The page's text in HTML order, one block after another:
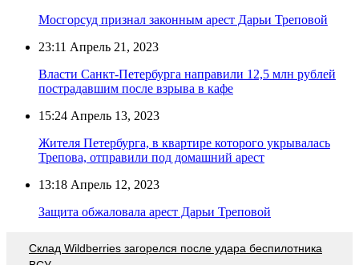
Мосгорсуд признал законным арест Дарьи Треповой
23:11 Апрель 21, 2023
Власти Санкт-Петербурга направили 12,5 млн рублей
пострадавшим после взрыва в кафе
15:24 Апрель 13, 2023
Жителя Петербурга, в квартире которого укрывалась
Трепова, отправили под домашний арест
13:18 Апрель 12, 2023
Защита обжаловала арест Дарьи Треповой
Склад Wildberries загорелся после удара беспилотника